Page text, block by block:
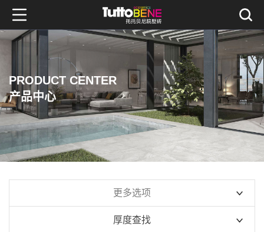
PRODUCT CENTER
产品中心
更多选项
厚度查找